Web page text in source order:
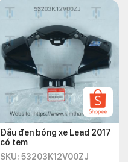
Đầu đen bóng xe Lead 2017
có tem
SKU: 53203K12V00ZJ